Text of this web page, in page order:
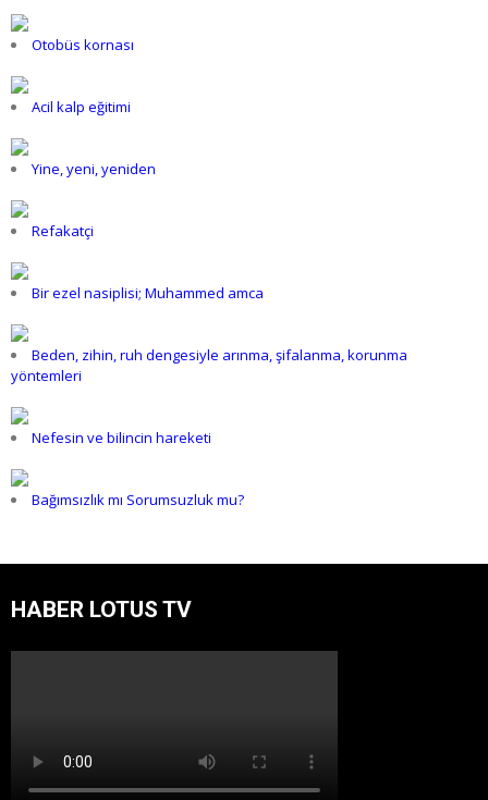
Otobüs kornası
Acil kalp eğitimi
Yine, yeni, yeniden
Refakatçi
Bir ezel nasiplisi; Muhammed amca
Beden, zihin, ruh dengesiyle arınma, şifalanma, korunma
yöntemleri
Nefesin ve bilincin hareketi
Bağımsızlık mı Sorumsuzluk mu?
HABER LOTUS TV